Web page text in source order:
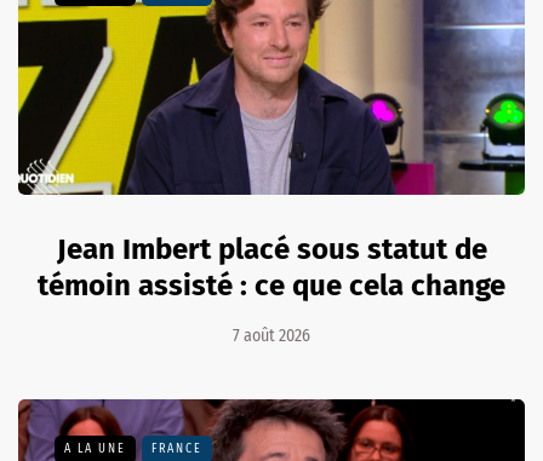
Jean Imbert placé sous statut de
témoin assisté : ce que cela change
7 août 2026
A LA UNE FRANCE